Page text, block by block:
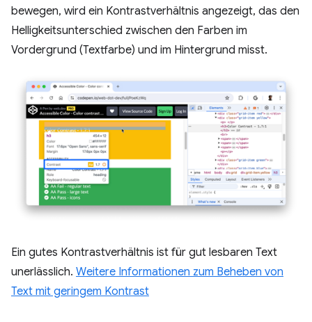
bewegen, wird ein Kontrastverhältnis angezeigt, das den
Helligkeitsunterschied zwischen den Farben im
Vordergrund (Textfarbe) und im Hintergrund misst.
Ein gutes Kontrastverhältnis ist für gut lesbaren Text
unerlässlich. Weitere Informationen zum Beheben von
Text mit geringem Kontrast